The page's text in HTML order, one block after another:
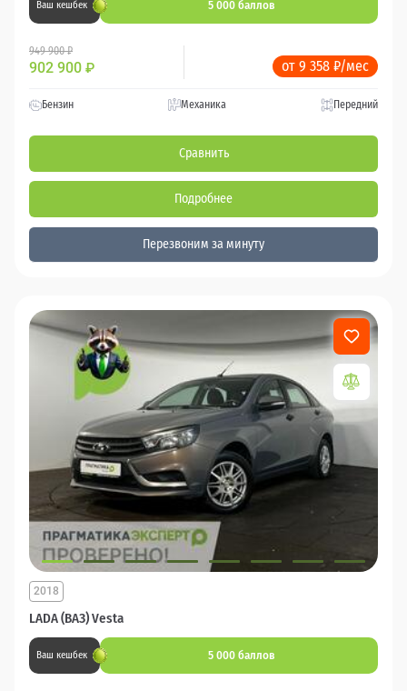
Ваш кешбек 5 000 баллов
949 900 ₽
902 900 ₽ от 9 358 ₽/мес
Бензин Механика Передний
Сравнить
Подробнее
Перезвоним за минуту
LADA (ВАЗ) Vesta
2018
Ваш кешбек 5 000 баллов